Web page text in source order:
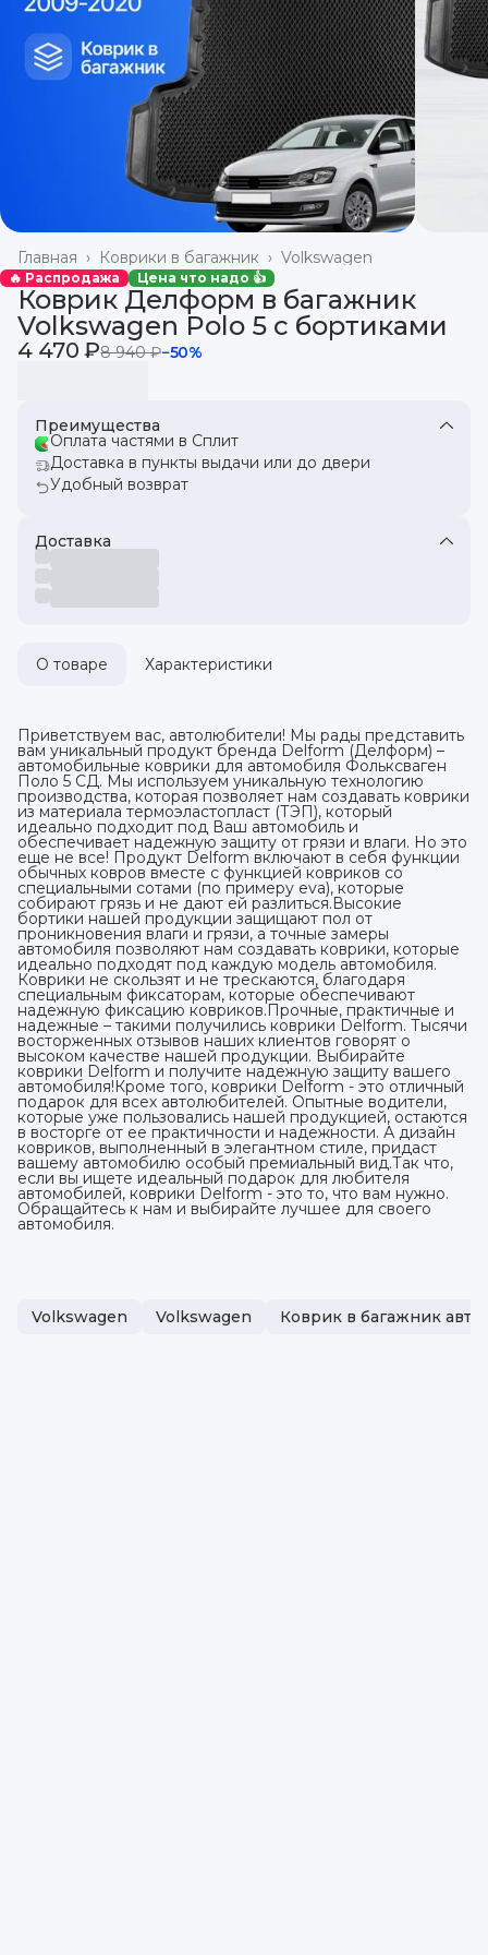
Volkswagen
Коврики в багажник ›
Главная ›
🔥 Распродажа Цена что надо 👍
Коврик Делформ в багажник
Volkswagen Polo 5 с бортиками
4 470 ₽8 940 ₽−50%
Преимущества
Оплата частями в Сплит
Доставка в пункты выдачи или до двери
Удобный возврат
Доставка
О товаре Характеристики
Приветствуем вас, автолюбители! Мы рады представить
вам уникальный продукт бренда Delform (Делформ) –
автомобильные коврики для автомобиля Фольксваген
Поло 5 СД. Мы используем уникальную технологию
производства, которая позволяет нам создавать коврики
из материала термоэластопласт (ТЭП), который
идеально подходит под Ваш автомобиль и
обеспечивает надежную защиту от грязи и влаги. Но это
еще не все! Продукт Delform включают в себя функции
обычных ковров вместе с функцией ковриков со
специальными сотами (по примеру eva), которые
собирают грязь и не дают ей разлиться.Высокие
бортики нашей продукции защищают пол от
проникновения влаги и грязи, а точные замеры
автомобиля позволяют нам создавать коврики, которые
идеально подходят под каждую модель автомобиля.
Коврики не скользят и не трескаются, благодаря
специальным фиксаторам, которые обеспечивают
надежную фиксацию ковриков.Прочные, практичные и
надежные – такими получились коврики Delform. Тысячи
восторженных отзывов наших клиентов говорят о
высоком качестве нашей продукции. Выбирайте
коврики Delform и получите надежную защиту вашего
автомобиля!Кроме того, коврики Delform - это отличный
подарок для всех автолюбителей. Опытные водители,
которые уже пользовались нашей продукцией, остаются
в восторге от ее практичности и надежности. А дизайн
ковриков, выполненный в элегантном стиле, придаст
вашему автомобилю особый премиальный вид.Так что,
если вы ищете идеальный подарок для любителя
автомобилей, коврики Delform - это то, что вам нужно.
Обращайтесь к нам и выбирайте лучшее для своего
автомобиля.
Volkswagen Volkswagen